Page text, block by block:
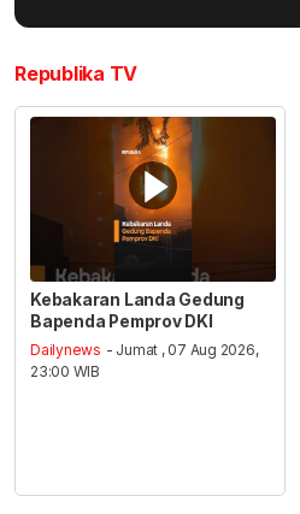
Republika TV
Kebakaran Landa Gedung
Bapenda Pemprov DKI
Dailynews - Jumat , 07 Aug 2026,
23:00 WIB